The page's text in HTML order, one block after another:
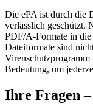
Die ePA ist durch die
verlässlich geschützt.
PDF/A-Formate in
Dateiformate sind
Bedeutung, um
Ihre Fragen